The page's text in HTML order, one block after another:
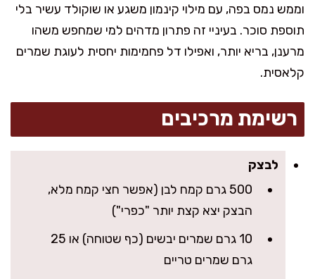
וממש נמס בפה, עם מילוי קינמון משגע או שוקולד עשיר בלי
תוספת סוכר. בעיניי זה פתרון מדהים למי שמחפש משהו
מרענן, בריא יותר, ואפילו דל פחמימות יחסית לעוגת שמרים
קלאסית.
רשימת מרכיבים
לבצק
500 גרם קמח לבן (אפשר חצי קמח מלא,
הבצק יצא קצת יותר "כפרי")
10 גרם שמרים יבשים (כף שטוחה) או 25
גרם שמרים טריים